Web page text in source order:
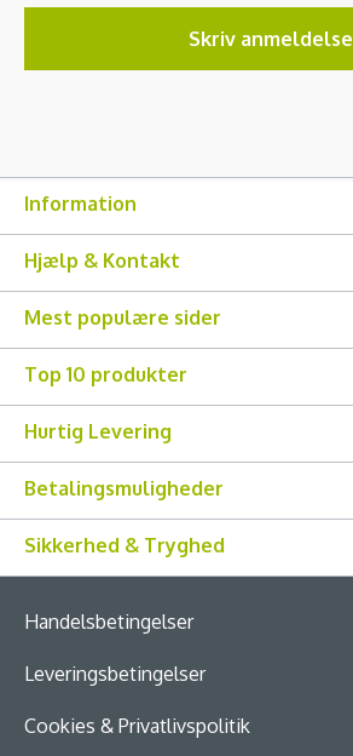
Skriv anmeldelse
Information
Hjælp & Kontakt
Mest populære sider
Top 10 produkter
Hurtig Levering
Betalingsmuligheder
Sikkerhed & Tryghed
Handelsbetingelser
Leveringsbetingelser
Cookies & Privatlivspolitik